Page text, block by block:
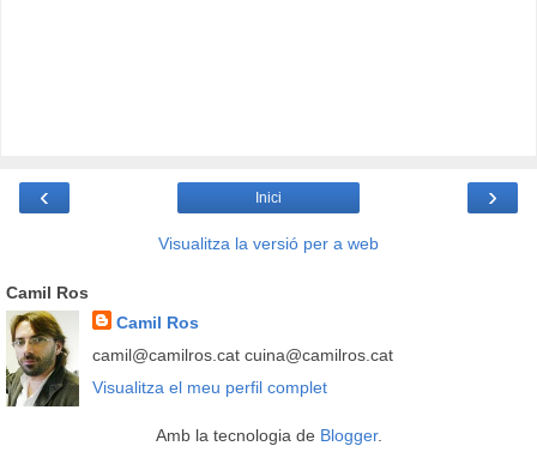
‹ ›
Inici
Visualitza la versió per a web
Camil Ros
Camil Ros
camil@camilros.cat cuina@camilros.cat
Visualitza el meu perfil complet
Amb la tecnologia de Blogger.